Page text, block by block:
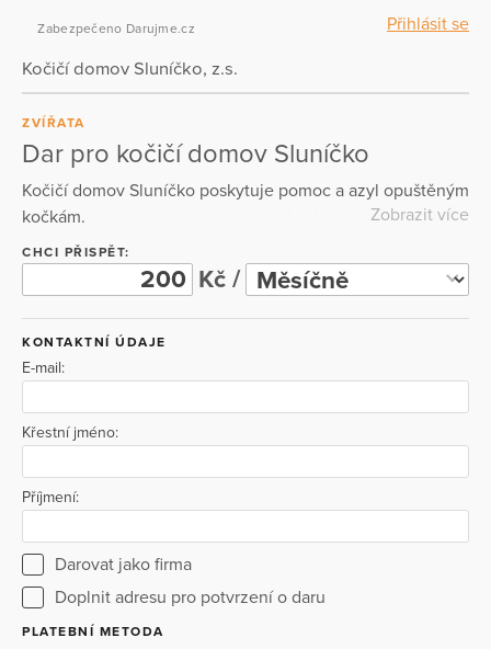
Přihlásit se
Zabezpečeno Darujme.cz
Kočičí domov Sluníčko, z.s.
ZVÍŘATA
Dar pro kočičí domov Sluníčko
Kočičí domov Sluníčko poskytuje pomoc a azyl opuštěným
kočkám.
Zobrazit více
CHCI PŘISPĚT:
Kč /
KONTAKTNÍ ÚDAJE
E-mail:
Křestní jméno:
Příjmení:
Darovat jako firma
Doplnit adresu pro potvrzení o daru
PLATEBNÍ METODA